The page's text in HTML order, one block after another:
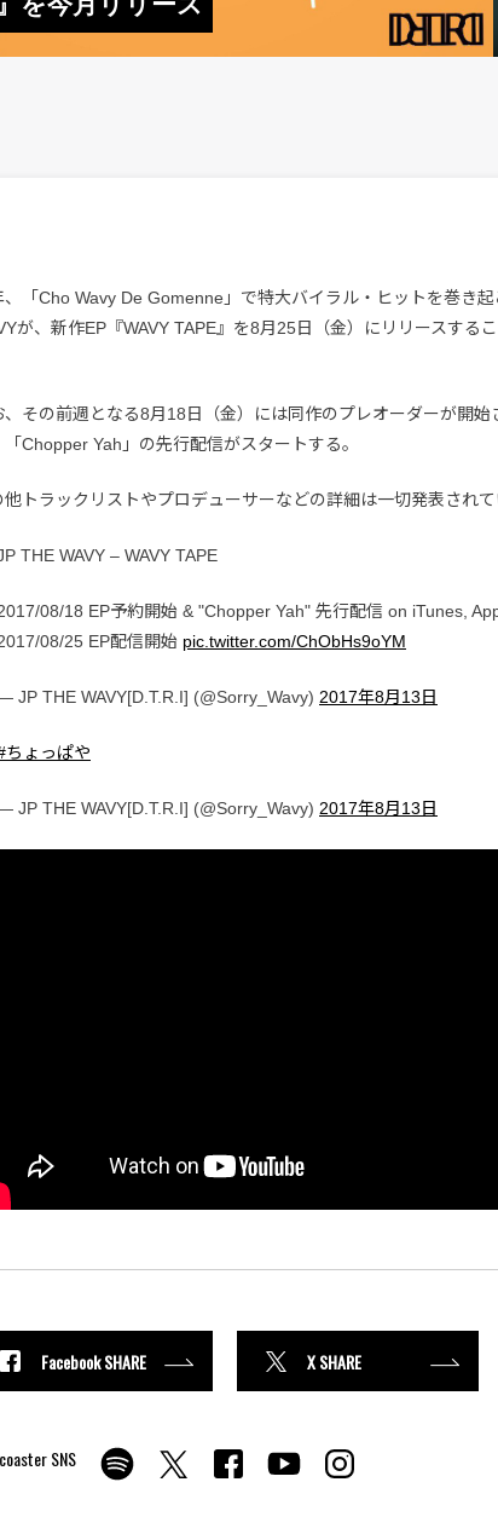
、「Cho Wavy De Gomenne」で特大バイラル・ヒットを巻き
が、新作EP『WAVY TAPE』を8月25日（金）にリリースする
、その前週となる8月18日（金）には同作のプレオーダーが開始
「Chopper Yah」の先行配信がスタートする。
他トラックリストやプロデューサーなどの詳細は一切発表されて
THE WAVY – WAVY TAPE
08/18 EP予約開始 & "Chopper Yah" 先行配信 on iTunes,
08/25 EP配信開始 pic.twitter.com/ChObHs9oYM
JP THE WAVY[D.T.R.I] (@Sorry_Wavy) 2017年8月13日
ちょっぱや
JP THE WAVY[D.T.R.I] (@Sorry_Wavy) 2017年8月13日
Facebook SHARE X SHARE
SNS